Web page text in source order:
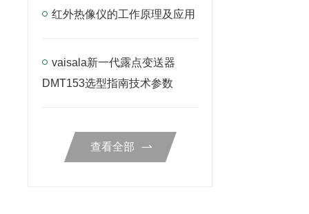
红外热像仪的工作原理及应用
vaisala新一代露点变送器
DMT153选型指南技术参数
查看全部